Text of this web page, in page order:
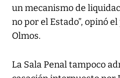
un mecanismo de
no por el Estado”, opinó
Olmos.
La Sala Penal tampoco